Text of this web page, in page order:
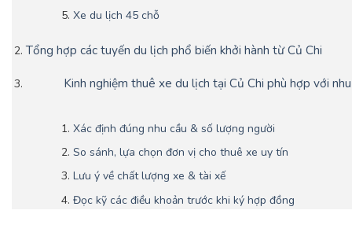
Xe du lịch 45 chỗ
Tổng hợp các tuyến du lịch phổ biến khởi hành từ Củ Chi
Kinh nghiệm thuê xe du lịch tại Củ Chi phù hợp với
Xác định đúng nhu cầu & số lượng người
So sánh, lựa chọn đơn vị cho thuê xe uy tín
Lưu ý về chất lượng xe & tài xế
Đọc kỹ các điều khoản trước khi ký hợp đồng